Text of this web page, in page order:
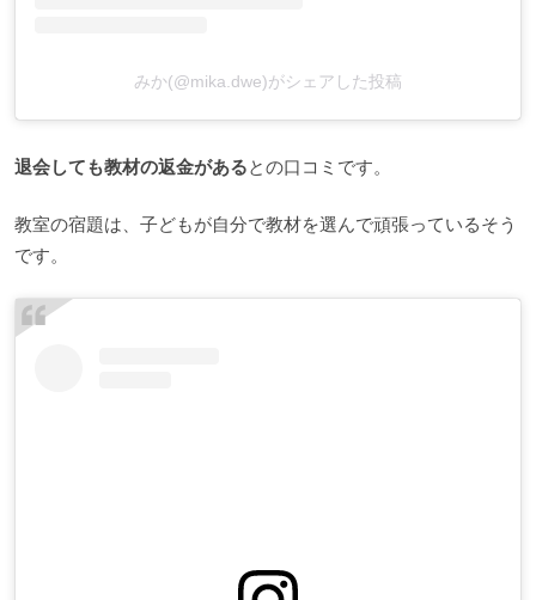
みか(@mika.dwe)がシェアした投稿
退会しても教材の返金があるとの口コミです。
教室の宿題は、子どもが自分で教材を選んで頑張っているそう
です。